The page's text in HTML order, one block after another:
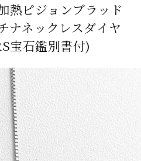
熱ピジョンブラッド
ナネックレスダイヤ
宝石鑑別書付)